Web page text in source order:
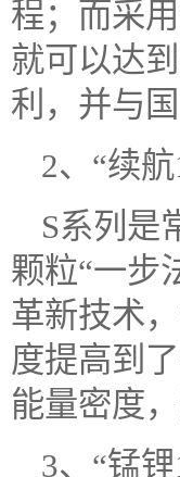
程；而采
就可以达
利，并与
2、“续航
S系列是
颗粒“一步
革新技术
度提高到
能量密度
3、“锰